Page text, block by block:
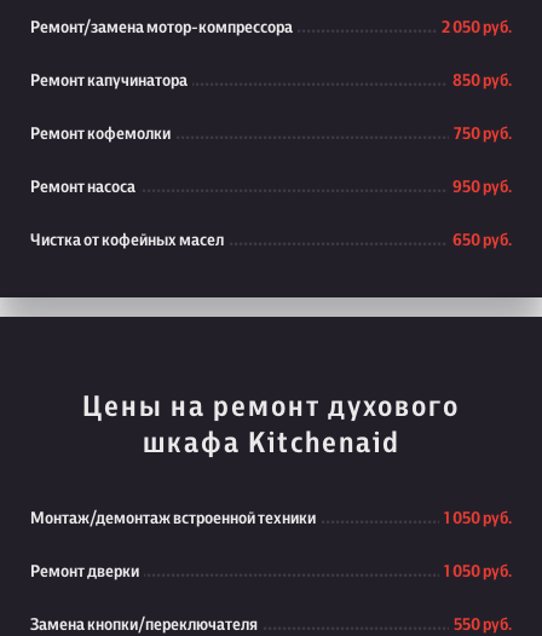
Ремонт/замена мотор-компрессора 2 050 руб.
Ремонт капучинатора 850 руб.
Ремонт кофемолки 750 руб.
Ремонт насоса 950 руб.
Чистка от кофейных масел 650 руб.
Цены на ремонт духового
шкафа Kitchenaid
Монтаж/демонтаж встроенной техники 1 050 руб.
Ремонт дверки 1 050 руб.
Замена кнопки/переключателя 550 руб.